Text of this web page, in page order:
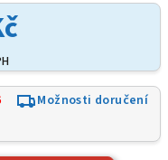
Možnosti doručení